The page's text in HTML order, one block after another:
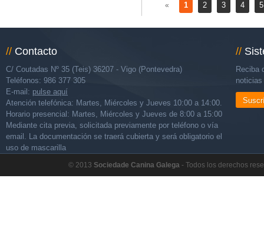
« 1 2 3 4 5
// Contacto
C/ Coutadas Nº 35 (Teis) 36207 - Vigo (Pontevedra)
Teléfonos: 986 377 305
E-mail: pulse aquí
Atención telefónica: Martes, Miércoles y Jueves 10:00 a 14:00.
Horario presencial: Martes, Miércoles y Jueves de 8:00 a 15:00
Mediante cita previa, solicitada previamente por teléfono o vía
email. La documentación se traerá cubierta y será obligatorio el
uso de mascarilla
//
Reciba
© 2013 Sociedade Canina Galega - Todos los derechos